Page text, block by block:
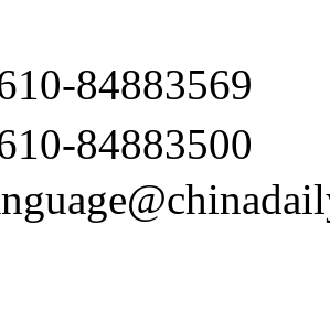
84883569
84883500